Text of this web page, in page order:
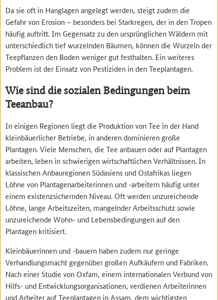
Da sie oft in Hanglagen angelegt werden, steigt zudem die
Gefahr von Erosion – besonders bei Starkregen, der in den Tropen
häufig auftritt. Im Gegensatz zu den ursprünglichen Wäldern mit
unterschiedlich tief wurzelnden Bäumen, können die Wurzeln der
Teepflanzen den Boden weniger gut festhalten. Ein weiteres
Problem ist der Einsatz von Pestiziden in den Teeplantagen.
Wie sind die sozialen Bedingungen beim
Teeanbau?
In einigen Regionen liegt die Produktion von Tee in der Hand
kleinbäuerlicher Betriebe, in anderen dominieren große
Plantagen. Viele Menschen, die Tee anbauen oder auf Plantagen
arbeiten, leben in schwierigen wirtschaftlichen Verhältnissen. In
klassischen Anbauregionen Südasiens und Ostafrikas liegen
Löhne von Plantagenarbeiterinnen und -arbeitern häufig unter
einem existenzsichernden Niveau. Oft werden unzureichende
Löhne, lange Arbeitszeiten, mangelnder Arbeitsschutz sowie
unzureichende Wohn- und Lebensbedingungen auf den
Plantagen kritisiert.
Kleinbäuerinnen und -bauern haben zudem nur geringe
Verhandlungsmacht gegenüber großen Aufkäufern und Fabriken.
Nach einer Studie von Oxfam, einem internationalen Verbund von
Hilfs- und Entwicklungsorganisationen, verdienen Arbeiterinnen
und Arbeiter auf Teeplantagen in Assam, dem wichtigsten